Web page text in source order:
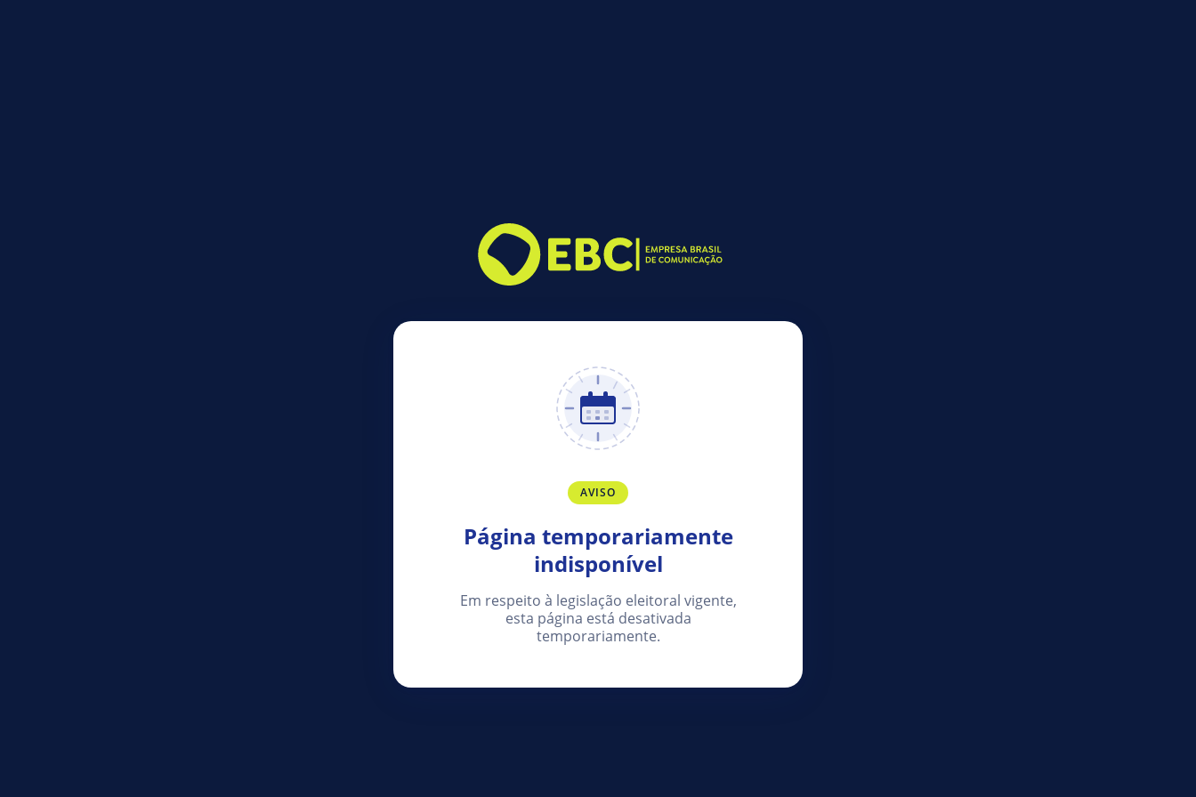
AVISO
Página temporariamente
indisponível
Em respeito à legislação eleitoral vigente,
esta página está desativada
temporariamente.